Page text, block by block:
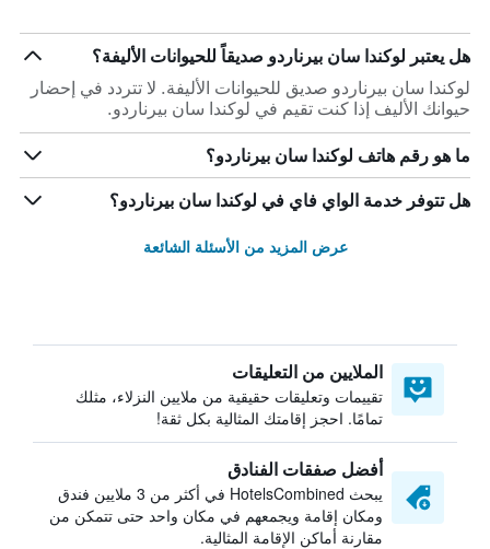
هل يعتبر لوكندا سان بيرناردو صديقاً للحيوانات الأليفة؟
لوكندا سان بيرناردو صديق للحيوانات الأليفة. لا تتردد في إحضار
حيوانك الأليف إذا كنت تقيم في لوكندا سان بيرناردو.
ما هو رقم هاتف لوكندا سان بيرناردو؟
هل تتوفر خدمة الواي فاي في لوكندا سان بيرناردو؟
عرض المزيد من الأسئلة الشائعة
الملايين من التعليقات
تقييمات وتعليقات حقيقية من ملايين النزلاء، مثلك
تمامًا. احجز إقامتك المثالية بكل ثقة!
أفضل صفقات الفنادق
يبحث HotelsCombined في أكثر من 3 ملايين فندق
ومكان إقامة ويجمعهم في مكان واحد حتى تتمكن من
مقارنة أماكن الإقامة المثالية.